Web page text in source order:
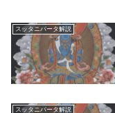
スッタニパータ解説
スッタニパータ解説